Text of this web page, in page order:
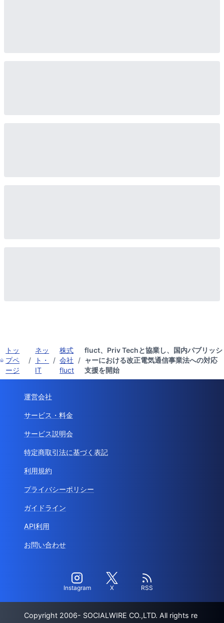
トッ
プペ
ージ
/
ネッ
ト・
IT
/
株式
会社
fluct
/
fluct、Priv Techと協業し、国内パブリッシ
ャーにおける改正電気通信事業法への対応
支援を開始
運営会社
サービス・料金
サービス説明会
特定商取引法に基づく表記
利用規約
プライバシーポリシー
ガイドライン
API利用
お問い合わせ
Instagram X RSS
Copyright 2006- SOCIALWIRE CO.,LTD. All rights re